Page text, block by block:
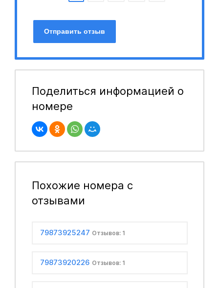
Отправить отзыв
Поделиться информацией о
номере
Похожие номера с
отзывами
79873925247 Отзывов: 1
79873920226 Отзывов: 1